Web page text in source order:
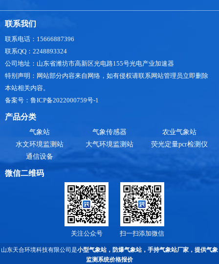
联系我们
联系电话：15666887396
联系QQ：2248893324
公司地址：山东省潍坊市高新区光电路155号光电产业加速器
特别声明：网站部分内容来自网络，如有侵权请联系网站管理员立即删除
本站相关内容。
备案号：鲁ICP备2022000759号-1
产品分类
气象站 气象传感器
农业气象站
水文环境监测站
大气环境监测站
荧光定量pcr检测仪
通信设备
微信二维码
关注公众号 扫一扫添加微信
山东天合环境科技有限公司是小型气象站， 防爆气象站， 手持气象站厂家 ，提供气象
监测系统价格报价